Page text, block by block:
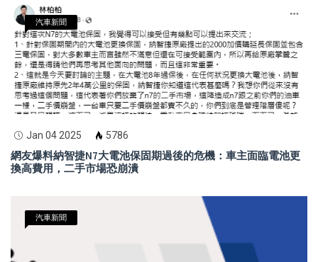
汽車新聞
Jan 04 2025 5786
網友爆料納智捷N7大電池保固期過後的危機：車主面臨電池更
換高費用，二手市場恐崩潰
汽車新聞